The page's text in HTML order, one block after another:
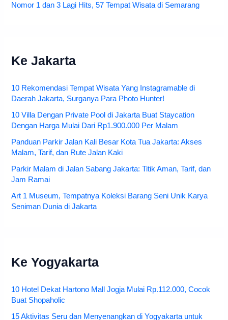
Nomor 1 dan 3 Lagi Hits, 57 Tempat Wisata di Semarang
Ke Jakarta
10 Rekomendasi Tempat Wisata Yang Instagramable di
Daerah Jakarta, Surganya Para Photo Hunter!
10 Villa Dengan Private Pool di Jakarta Buat Staycation
Dengan Harga Mulai Dari Rp1.900.000 Per Malam
Panduan Parkir Jalan Kali Besar Kota Tua Jakarta: Akses
Malam, Tarif, dan Rute Jalan Kaki
Parkir Malam di Jalan Sabang Jakarta: Titik Aman, Tarif, dan
Jam Ramai
Art 1 Museum, Tempatnya Koleksi Barang Seni Unik Karya
Seniman Dunia di Jakarta
Ke Yogyakarta
10 Hotel Dekat Hartono Mall Jogja Mulai Rp.112.000, Cocok
Buat Shopaholic
15 Aktivitas Seru dan Menyenangkan di Yogyakarta untuk